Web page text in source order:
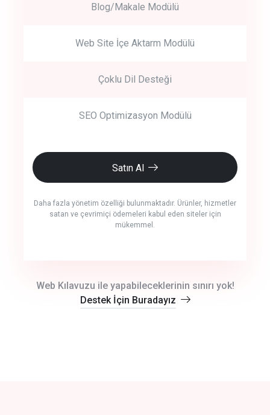
Blog/Makale Modülü
Web Site İçe Aktarm Modülü
Çoklu Dil Desteği
SEO Optimizasyon Modülü
Satın Al
Daha fazla yönetim özelliği bulunmaktadır. Ürünler, hizmetler
satan ve çevrimiçi ödemeleri kabul eden siteler için
mükemmel.
Web Kılavuzu ile yapabileceklerinin sınırı yok!
Destek İçin Buradayız